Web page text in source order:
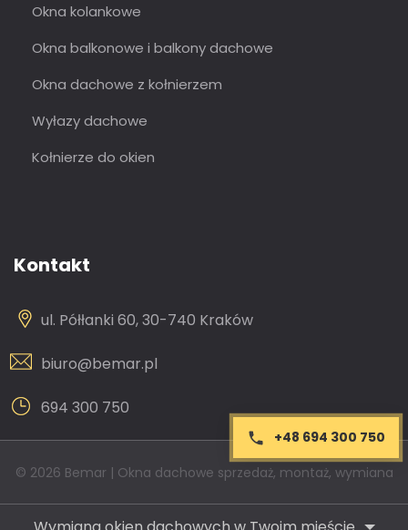
Okna kolankowe
Okna balkonowe i balkony dachowe
Okna dachowe z kołnierzem
Wyłazy dachowe
Kołnierze do okien
Kontakt
ul. Półłanki 60, 30-740 Kraków
biuro@bemar.pl
694 300 750
© 2026 Bemar | Okna dachowe sprzedaż, montaż, wymiana
+48 694 300 750